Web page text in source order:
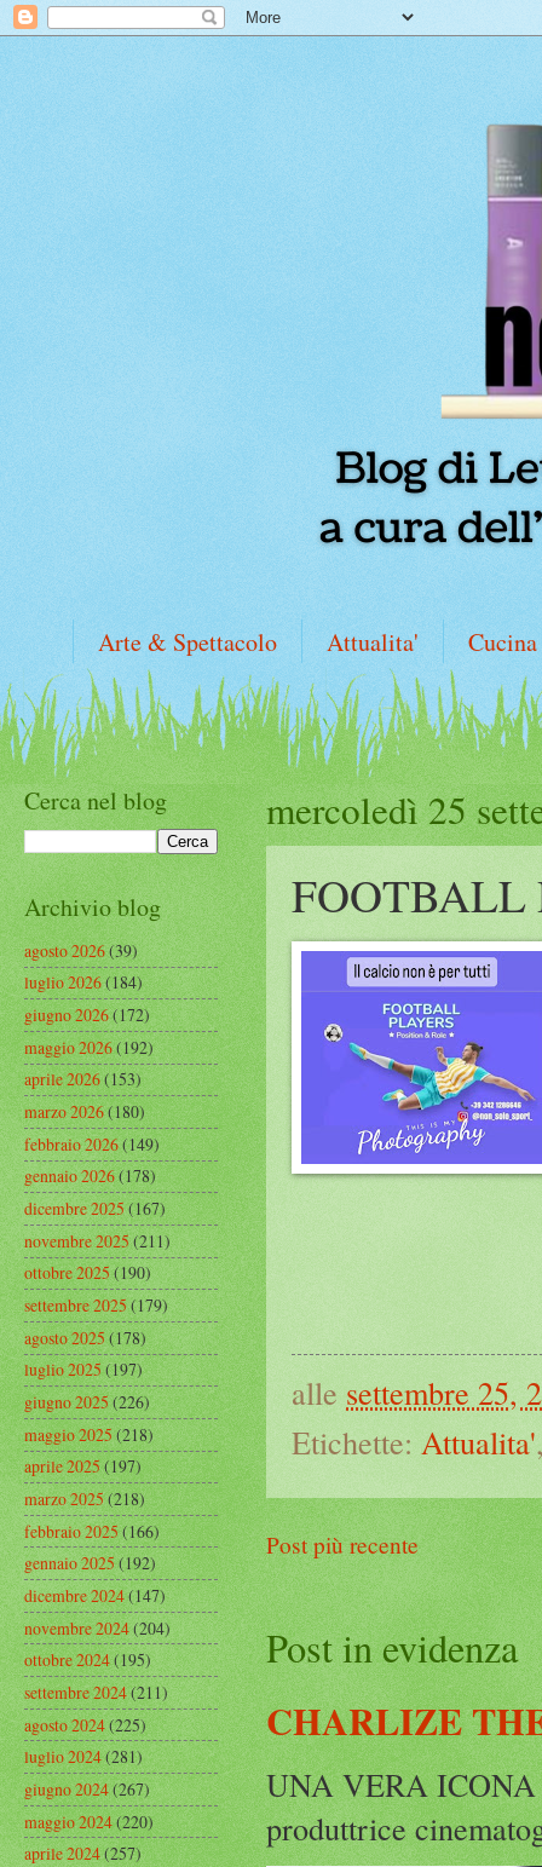
Arte & Spettacolo Attualita' Cucina
mercoledì 25
FOOTBALL
alle settembre 25,
Etichette: Attualita'
Post più recente
Post in evidenza
CHARLIZE
UNA VERA ICONA
produttrice
Cerca nel blog
Archivio blog
agosto 2026(39)
luglio 2026(184)
giugno 2026(172)
maggio 2026(192)
aprile 2026(153)
marzo 2026(180)
febbraio 2026(149)
gennaio 2026(178)
dicembre 2025(167)
novembre 2025(211)
ottobre 2025(190)
settembre 2025(179)
agosto 2025(178)
luglio 2025(197)
giugno 2025(226)
maggio 2025(218)
aprile 2025(197)
marzo 2025(218)
febbraio 2025(166)
gennaio 2025(192)
dicembre 2024(147)
novembre 2024(204)
ottobre 2024(195)
settembre 2024(211)
agosto 2024(225)
luglio 2024(281)
giugno 2024(267)
maggio 2024(220)
aprile 2024(257)